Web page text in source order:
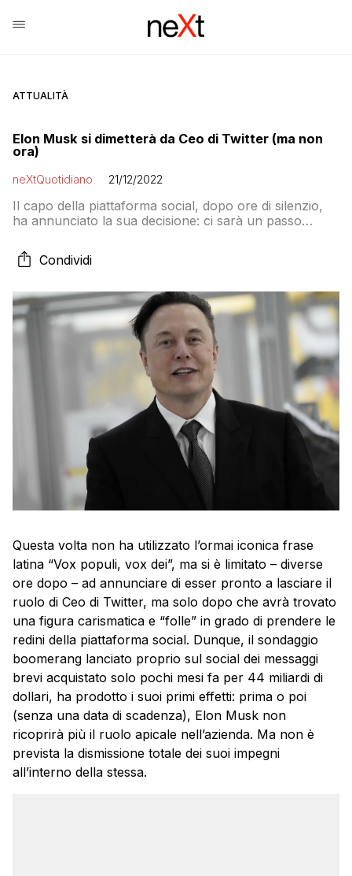
ATTUALITÀ
Elon Musk si dimetterà da Ceo di Twitter (ma non
ora)
neXtQuotidiano 21/12/2022
Il capo della piattaforma social, dopo ore di silenzio,
ha annunciato la sua decisione: ci sarà un passo
Condividi
Questa volta non ha utilizzato l’ormai iconica frase
latina “Vox populi, vox dei”, ma si è limitato – diverse
ore dopo – ad annunciare di esser pronto a lasciare il
ruolo di Ceo di Twitter, ma solo dopo che avrà trovato
una figura carismatica e “folle” in grado di prendere le
redini della piattaforma social. Dunque, il sondaggio
boomerang lanciato proprio sul social dei messaggi
brevi acquistato solo pochi mesi fa per 44 miliardi di
dollari, ha prodotto i suoi primi effetti: prima o poi
(senza una data di scadenza), Elon Musk non
ricoprirà più il ruolo apicale nell’azienda. Ma non è
prevista la dismissione totale dei suoi impegni
all’interno della stessa.